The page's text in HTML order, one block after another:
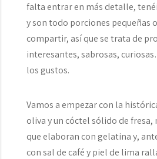
falta entrar en más detalle,
y son todo porciones pequeñas
compartir, así que se trata de
interesantes, sabrosas,
los gustos.
Vamos a empezar con la
oliva y un cóctel sólido de fresa,
que elaboran con gelatina y,
con sal de café y piel de lima